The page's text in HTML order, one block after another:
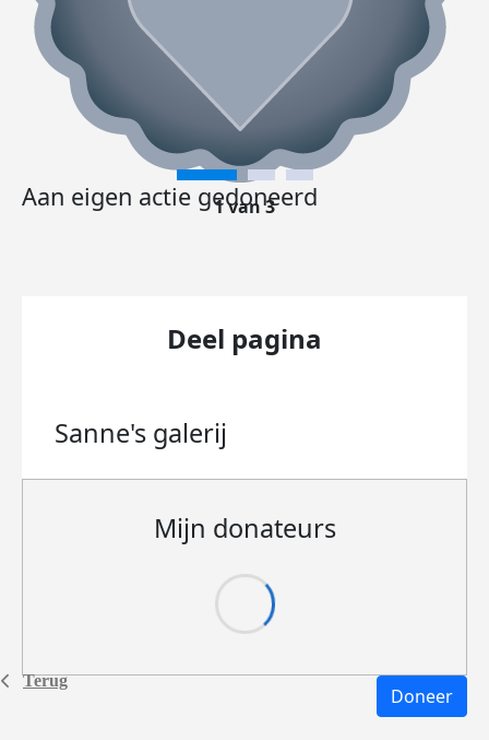
Terug
Aan eigen actie gedoneerd
1 van 3
Deel pagina
Sanne's galerij
Mijn donateurs
Doneer